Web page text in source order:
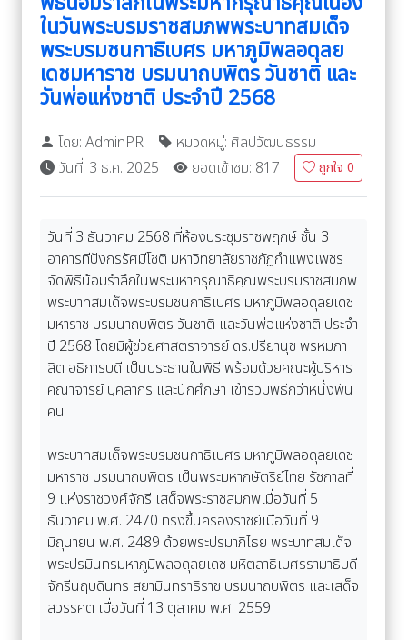
ในวันพระบรมราชสมภพพระบาทสมเด็จ
พระบรมชนกาธิเบศร มหาภูมิพลอดุลย
เดชมหาราช บรมนาถบพิตร วันชาติ และ
วันพ่อแห่งชาติ ประจำปี 2568
โดย: AdminPR
หมวดหมู่: ศิลปวัฒนธรรม
วันที่: 3 ธ.ค. 2025
ยอดเข้าชม: 817 ถูกใจ 0
วันที่ 3 ธันวาคม 2568 ที่ห้องประชุมราชพฤกษ์ ชั้น 3
อาคารทีปังกรรัศมีโชติ มหาวิทยาลัยราชภัฏกำแพงเพชร
จัดพิธีน้อมรำลึกในพระมหากรุณาธิคุณพระบรมราชสมภพ
พระบาทสมเด็จพระบรมชนกาธิเบศร มหาภูมิพลอดุลยเดช
มหาราช บรมนาถบพิตร วันชาติ และวันพ่อแห่งชาติ ประจำ
ปี 2568 โดยมีผู้ช่วยศาสตราจารย์ ดร.ปรียานุช พรหมภา
สิต อธิการบดี เป็นประธานในพิธี พร้อมด้วยคณะผู้บริหาร
คณาจารย์ บุคลากร และนักศึกษา เข้าร่วมพิธีกว่าหนึ่งพัน
คน
พระบาทสมเด็จพระบรมชนกาธิเบศร มหาภูมิพลอดุลยเดช
มหาราช บรมนาถบพิตร เป็นพระมหากษัตริย์ไทย รัชกาลที่
9 แห่งราชวงศ์จักรี เสด็จพระราชสมภพเมื่อวันที่ 5
ธันวาคม พ.ศ. 2470 ทรงขึ้นครองราชย์เมื่อวันที่ 9
มิถุนายน พ.ศ. 2489 ด้วยพระปรมาภิไธย พระบาทสมเด็จ
พระปรมินทรมหาภูมิพลอดุลยเดช มหิตลาธิเบศรรามาธิบดี
จักรีนฤบดินทร สยามินทราธิราช บรมนาถบพิตร และเสด็จ
สวรรคต เมื่อวันที่ 13 ตุลาคม พ.ศ. 2559